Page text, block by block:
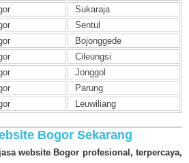
Sukaraja
Sentul
Bojonggede
Cileungsi
Jonggol
Parung
Leuwiliang
Bogor Sekarang
jasa website Bogor profesional, terpercaya,